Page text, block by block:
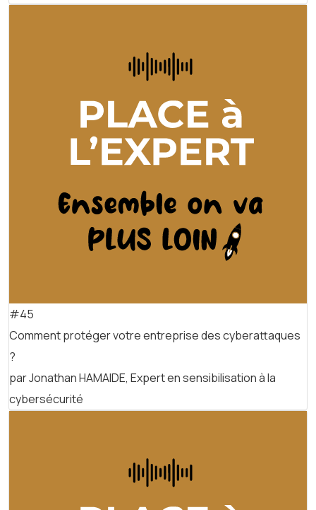
#45
Comment protéger votre entreprise des cyberattaques
?
par Jonathan HAMAIDE, Expert en sensibilisation à la
cybersécurité